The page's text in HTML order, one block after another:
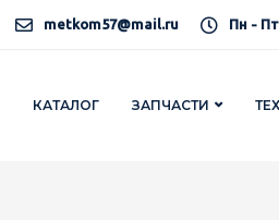
metkom57@mail.ru Пн -
КАТАЛОГ ЗАПЧАСТИ